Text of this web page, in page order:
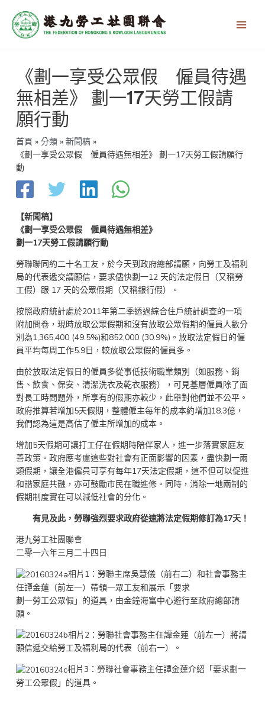
《劃一享受公眾假 僱員待遇
無相差》 劃一17天勞工假請
願行動
首頁 分類
新聞稿
《劃一享受公眾假 僱員待遇無相差》 劃一17天勞工假請願行
動
【新聞稿】
《劃一享受公眾假 僱員待遇無相差》
劃一17天勞工假請願行動
勞聯聯同約二十名工友，於今天到政府總部請願，向勞工及福利
局的代表遞交請願信，要求儘快劃一12 天的法定假日（又稱勞
工假）跟 17 天的公眾假期（又稱銀行假）。
按照政府統計處於2011年第二季透過綜合住戶統計調查的一項
附加問卷，現時放取公眾假期和沒有放取公眾假期的僱員人數分
別為1,365,400 (49.5%)和852,000 (30.9%)。放取法定假日的僱
員平均每周工作5.9日，較放取公眾假的僱員多。
由於放取法定假日的僱員多從事低技術職業類別（如服務、銷
售、飲食、保安、清潔洗衣及乾衣服務），可見基層僱員除了面
對長工時問題外，所享有的假期亦較少，此舉對他們並不公平。
政府推算若增加5天假期，整體僱主每年的成本約增加18.3億，
我們認為這是高估了僱主所增加的成本。
增加5天假期可讓打工仔在假期時陪伴家人，進一步落實家庭友
善政策。政府應考慮這些對社會有正面影響的因素，盡快劃一兩
類假期，讓全港僱員可享有每年17天法定假期，這不但可以促進
和諧家庭共融，亦可鼓勵市民在職進修。同時，消除一地兩制的
假期制度實在可以減低社會的分化。
有見及此，勞聯強烈要求政府從速將法定假期修訂為17天！
港九勞工社團聯會
二零一六年三月二十四日
相片1：勞聯主席吳慧儀（前右二）和社會事務主
任譚金蓮（前左一）帶領一眾工友和展示「要求
劃一勞工公眾假」的道具，由金鐘海富中心遊行至政府總部請
願。
相片2：勞聯社會事務主任譚金蓮（前左一）將請
願信遞交給勞工及福利局的代表（前右一）。
相片3：勞聯社會事務主任譚金蓮介紹「要求劃一
勞工公眾假」的道具。
章
導
覽